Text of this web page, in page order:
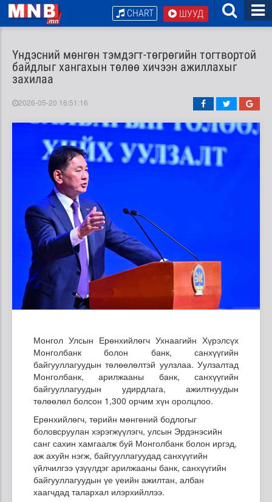
ШУУД
CHART
Үндэсний мөнгөн тэмдэгт-төгрөгийн тогтвортой
байдлыг хангахын төлөө хичээн ажиллахыг
захилаа
2026-05-20 16:51:16
Монгол Улсын Ерөнхийлөгч Ухнаагийн Хүрэлсүх
Монголбанк болон банк, санхүүгийн
байгууллагуудын төлөөлөлтэй уулзлаа. Уулзалтад
Монголбанк, арилжааны банк, санхүүгийн
байгууллагуудын удирдлага, ажилтнуудын
төлөөлөл болсон 1,300 орчим хүн оролцлоо.
Ерөнхийлөгч, төрийн мөнгөний бодлогыг
боловсруулан хэрэгжүүлэгч, улсын Эрдэнэсийн
санг сахин хамгаалж буй Монголбанк болон иргэд,
аж ахуйн нэгж, байгууллагуудад санхүүгийн
үйлчилгээ үзүүлдэг арилжааны банк, санхүүгийн
байгууллагуудын үе үеийн ажилтан, албан
хаагчдад талархал илэрхийллээ.